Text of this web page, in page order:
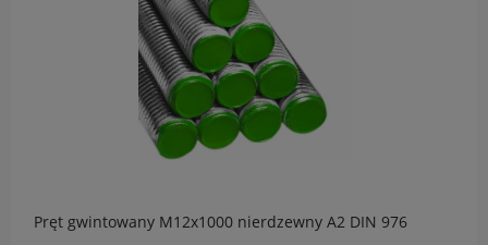
Pręt gwintowany M12x1000 nierdzewny A2 DIN 976